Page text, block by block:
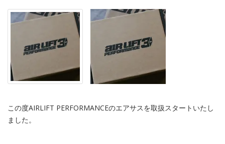
この度AIRLIFT PERFORMANCEのエアサスを取扱スタートいたし
ました。